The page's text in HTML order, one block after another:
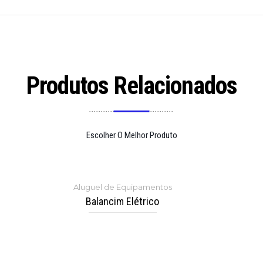
Produtos Relacionados
Escolher O Melhor Produto
Aluguel de Equipamentos
Balancim Elétrico